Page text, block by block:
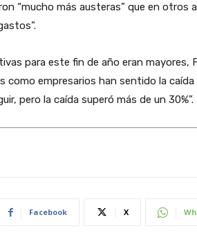
“mucho más austeras” que en otros
para este fin de año eran mayores,
como empresarios han sentido la
pero la caída superó más de un 30%”.
Facebook X